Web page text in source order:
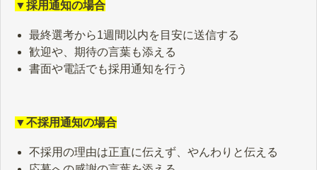
▼採用通知の場合
最終選考から1週間以内を目安に送信する
歓迎や、期待の言葉も添える
書面や電話でも採用通知を行う
▼不採用通知の場合
不採用の理由は正直に伝えず、やんわりと伝える